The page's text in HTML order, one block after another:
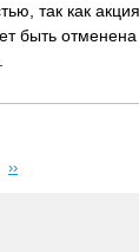
так как
быть
››